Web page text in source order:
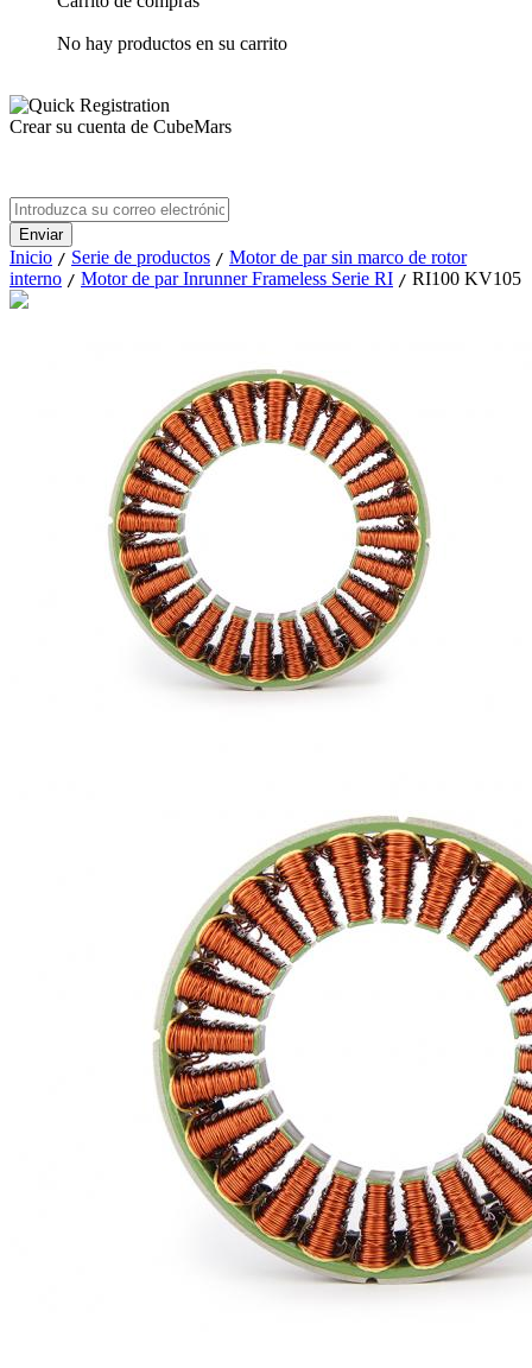
No hay productos en su carrito
Crear su cuenta de CubeMars
Inicio / Serie de productos / Motor de par sin marco de rotor
interno / Motor de par Inrunner Frameless Serie RI / RI100 KV105